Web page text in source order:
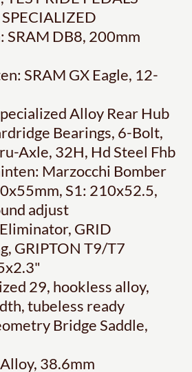
SRAM DB8, 200mm
SRAM GX Eagle, 12-
Alloy Rear Hub
Bearings, 6-Bolt,
Axle, 32H, Hd Steel Fhb
Marzocchi Bomber
S1: 210x52.5,
adjust
GRID
GRIPTON T9/T7
29, hookless alloy,
tubeless ready
Bridge Saddle,
38.6mm